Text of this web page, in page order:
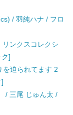
/ 羽純ハナ / フロ
ンクスコレクシ
]
を迫られてます 2
/ 三尾 じゅん太 /